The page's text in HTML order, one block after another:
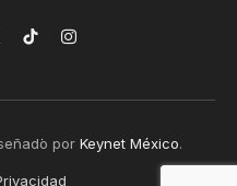
TikTokInstagram
por Keynet México.